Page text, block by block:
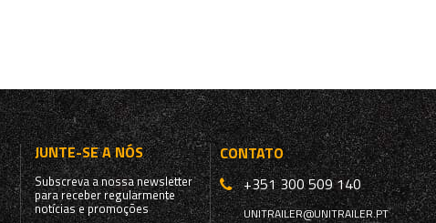
JUNTE-SE A NÓS
Subscreva a nossa newsletter
para receber regularmente
notícias e promoções
CONTATO
+351 300 509 140
UNITRAILER@UNITRAILER.PT